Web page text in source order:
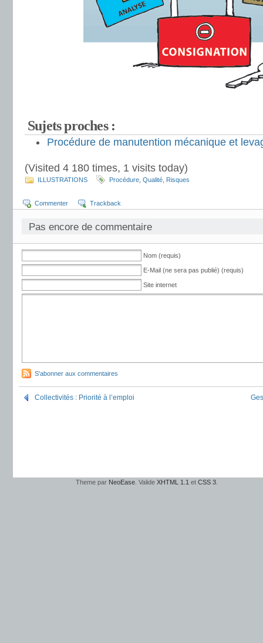
Sujets proches :
Procédure de manutention mécanique et
(Visited 4 180 times, 1 visits today)
ILLUSTRATIONS Procédure Qualité Risques
Commenter Trackback
Pas encore de commentaire
Nom (requis)
E-Mail (ne sera pas publié) (requis)
Site internet
S'abonner aux commentaires
Collectivités : Priorité à l’emploi
Theme par NeoEase . Valide XHTML 1.1 et CSS 3